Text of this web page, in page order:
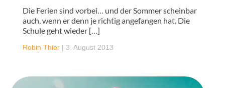
Die Ferien sind vorbei… und der Sommer scheinbar
auch, wenn er denn je richtig angefangen hat. Die
Schule geht wieder […]
Robin Thier | 3. August 2013